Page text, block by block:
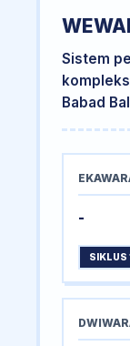
Sistem
Babad
-
SIKLUS